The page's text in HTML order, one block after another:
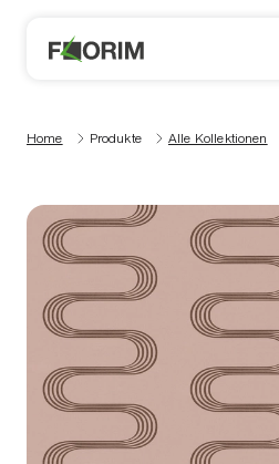
Home Produkte Alle Kollektionen